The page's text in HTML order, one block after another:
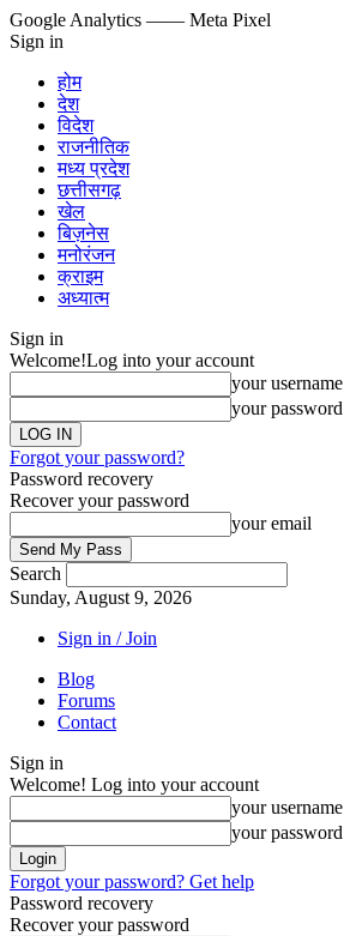
Google Analytics —— Meta Pixel
Sign in
होम
देश
विदेश
राजनीतिक
मध्य प्रदेश
छत्तीसगढ़
खेल
बिज़नेस
मनोरंजन
क्राइम
अध्यात्म
Sign in
Welcome!Log into your account
your username
your password
Forgot your password?
Password recovery
Recover your password
your email
Search
Sunday, August 9, 2026
Sign in / Join
Blog
Forums
Contact
Sign in
Welcome! Log into your account
your username
your password
Forgot your password? Get help
Password recovery
Recover your password